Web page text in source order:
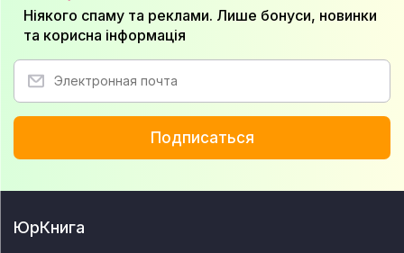
Ніякого спаму та реклами. Лише бонуси, новинки
та корисна інформація
Подписаться
ЮрКнига